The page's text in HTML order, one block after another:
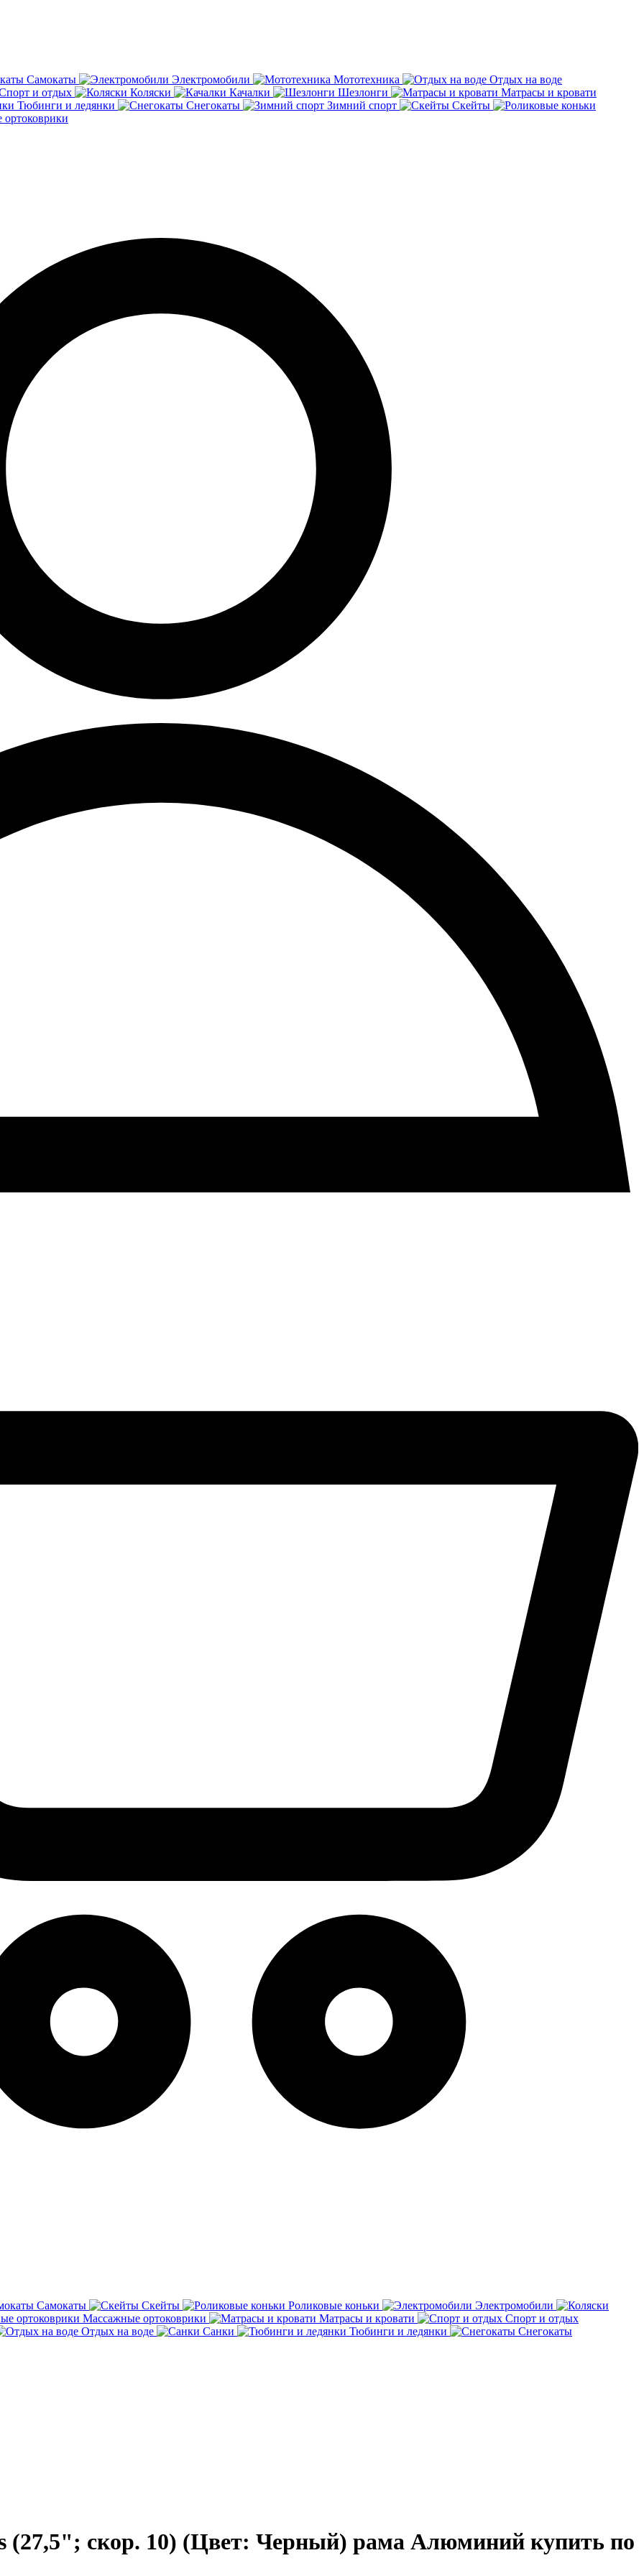
Самокаты Электромобили Мототехника
Отдых на воде
и отдых
Коляски Качалки Шезлонги
Матрасы и кровати
Тюбинги и ледянки
Снегокаты Зимний спорт
Скейты
Самокаты Скейты Роликовые коньки
Электромобили
Массажные ортоковрики
Матрасы и кровати
Спорт и отдых
Отдых на воде
Санки Тюбинги и ледянки Снегокаты
(27,5"; скор. 10) (Цвет: Черный) рама Алюминий купить по